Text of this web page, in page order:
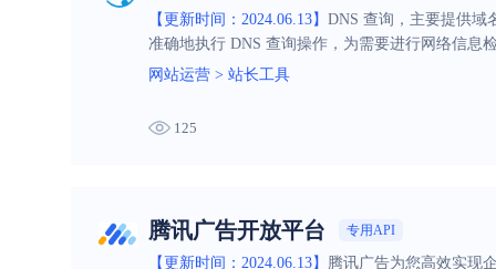
【更新时间：2024.06.13】 DNS 查询，主要提供域
准确地执行 DNS 查询操作，为需要进行网络信息
网站运营 > 站长工具
125
腾讯广告开放平台 专用API
【更新时间：2024.06.13】 腾讯广告为您高效实现